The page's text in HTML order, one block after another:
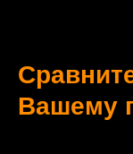
Вашему